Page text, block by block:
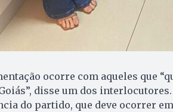
ocorre com aqueles que
disse um dos
do partido, que deve ocorrer